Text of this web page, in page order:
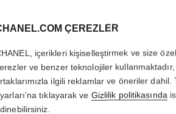
ÇEREZLER
içerikleri kişiselleştirmek ve size
ve benzer teknolojiler
ilgili reklamlar ve öneriler
tıklayarak ve Gizlilik politikasında